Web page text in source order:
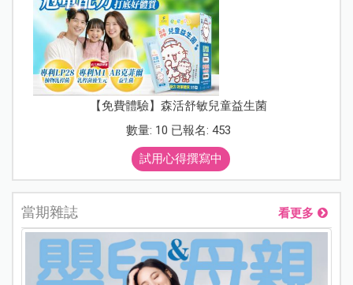
【免費體驗】森活舒敏兒童益生菌
數量: 10 已報名: 453
試用心得撰寫中
當期雜誌 看更多